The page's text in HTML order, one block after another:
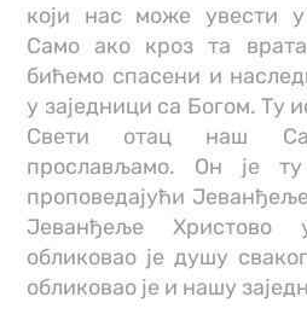
који нас може увести
Само ако кроз та
бићемо спасени и
у заједници са Богом. Ту
Свети отац наш
прослављамо. Он је
проповедајући
Јеванђеље
обликовао је душу
обликовао је и нашу